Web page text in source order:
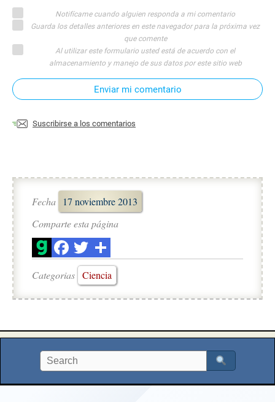
Notifícame cuando alguien responda a mi comentario
Guarda los detalles anteriores en este navegador para la próxima vez
que comente
Al utilizar este formulario usted está de acuerdo con el
almacenamiento y manejo de sus datos por este sitio web
Enviar mi comentario
Suscribirse a los comentarios
Fecha
17 noviembre 2013
Comparte esta página
Categorias Ciencia